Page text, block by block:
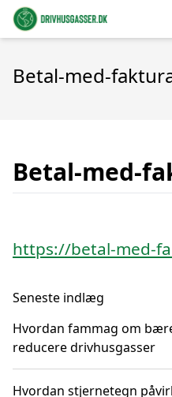
Betal-med-
Betal-med-
https://betal-med-
Seneste indlæg
Hvordan fammag om
reducere drivhusgasser
Hvordan stjernetegn